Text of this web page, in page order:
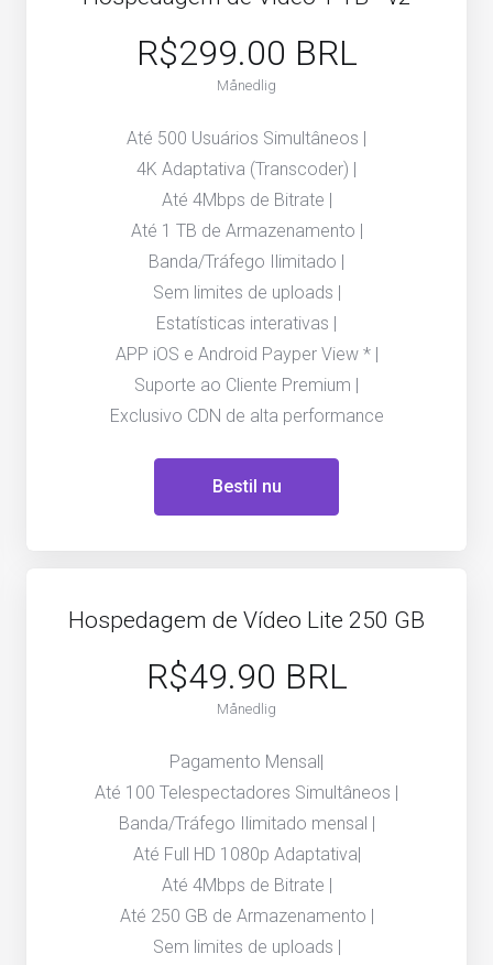
R$299.00 BRL
Månedlig
Até 500 Usuários Simultâneos |
4K Adaptativa (Transcoder) |
Até 4Mbps de Bitrate |
Até 1 TB de Armazenamento |
Banda/Tráfego Ilimitado |
Sem limites de uploads |
Estatísticas interativas |
APP iOS e Android Payper View * |
Suporte ao Cliente Premium |
Exclusivo CDN de alta performance
Bestil nu
Hospedagem de Vídeo Lite 250 GB
R$49.90 BRL
Månedlig
Pagamento Mensal|
Até 100 Telespectadores Simultâneos |
Banda/Tráfego Ilimitado mensal |
Até Full HD 1080p Adaptativa|
Até 4Mbps de Bitrate |
Até 250 GB de Armazenamento |
Sem limites de uploads |